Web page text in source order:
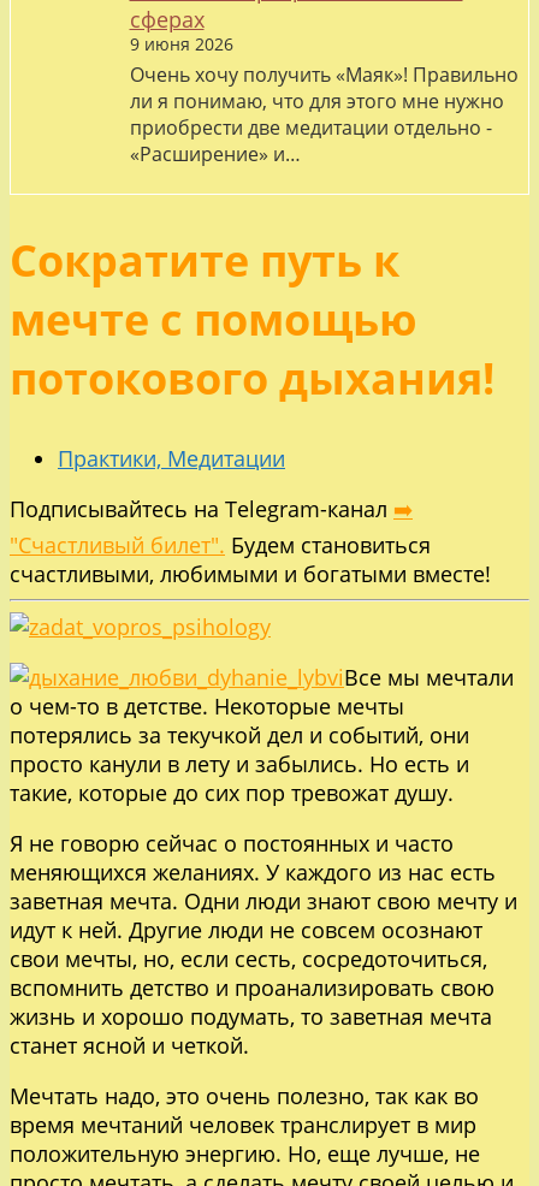
сферах
9 июня 2026
Очень хочу получить «Маяк»! Правильно
ли я понимаю, что для этого мне нужно
приобрести две медитации отдельно -
«Расширение» и…
Сократите путь к
мечте с помощью
потокового дыхания!
Практики, Медитации
Подписывайтесь на Telegram-канал ➡️
"Счастливый билет". Будем становиться
счастливыми, любимыми и богатыми вместе!
Все мы мечтали
о чем-то в детстве. Некоторые мечты
потерялись за текучкой дел и событий, они
просто канули в лету и забылись. Но есть и
такие, которые до сих пор тревожат душу.
Я не говорю сейчас о постоянных и часто
меняющихся желаниях. У каждого из нас есть
заветная мечта. Одни люди знают свою мечту и
идут к ней. Другие люди не совсем осознают
свои мечты, но, если сесть, сосредоточиться,
вспомнить детство и проанализировать свою
жизнь и хорошо подумать, то заветная мечта
станет ясной и четкой.
Мечтать надо, это очень полезно, так как во
время мечтаний человек транслирует в мир
положительную энергию. Но, еще лучше, не